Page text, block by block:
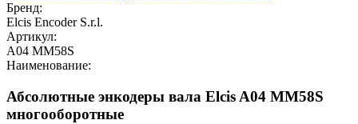
Бренд:
Elcis Encoder S.r.l.
Артикул:
A04 MM58S
Наименование:
Абсолютные энкодеры вала Elcis A04 MM58S
многооборотные